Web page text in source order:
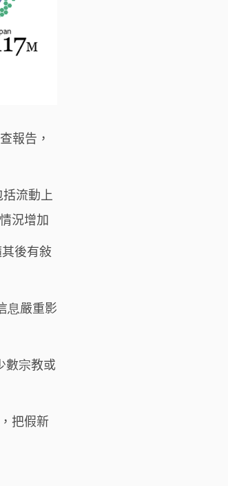
報告，
流動上
況增加
後有敍
息嚴重影
數宗教或
把假新